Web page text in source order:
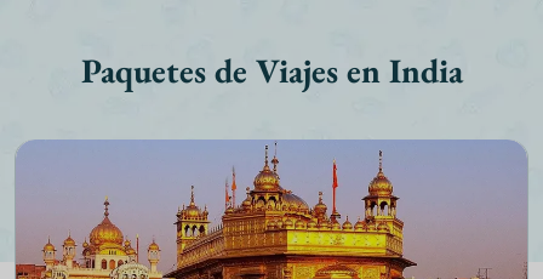
Paquetes de Viajes en India